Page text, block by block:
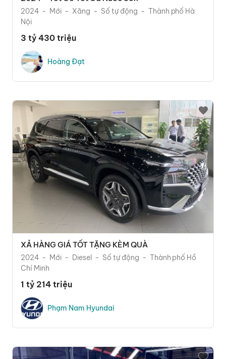
2024 Mới Xăng Số tự động
Thành phố Hà
Nội
3 tỷ 430 triệu
Hoàng Đạt
XẢ HÀNG GIÁ TỐT TẶNG KÈM QUÀ
2024 Mới Diesel Số tự động
Thành phố Hồ
Chí Minh
1 tỷ 214 triệu
Phạm Nam Hyundai